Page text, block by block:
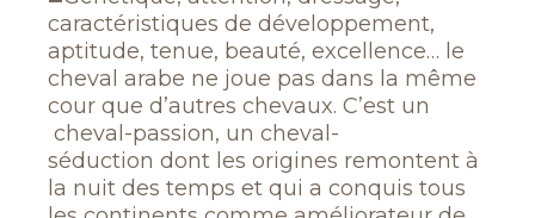
caractéristiques de développement,
aptitude, tenue, beauté, excellence… le
cheval arabe ne joue pas dans la même
cour que d’autres chevaux. C’est un
cheval-passion, un cheval-
séduction dont les origines remontent à
la nuit des temps et qui a conquis tous